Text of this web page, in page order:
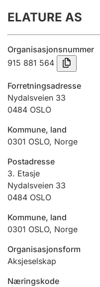
Årsregnskap
Innsending og
Tinglysing
Jeger
Ektepaktveileder
Offentlig sektor
Andre tema
ELATURE AS
Organisasjonsnummer
915 881 564
Forretningsadresse
Nydalsveien 33
0484 OSLO
Kommune, land
0301 OSLO, Norge
Postadresse
3. Etasje
Nydalsveien 33
0484 OSLO
Kommune, land
0301 OSLO, Norge
Organisasjonsform
Aksjeselskap
Næringskode